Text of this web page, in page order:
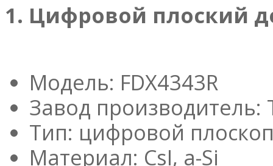
1. Цифровой плоский
Модель: FDX4343R
Завод производитель:
Тип: цифровой
Материал: CsI, a-Si